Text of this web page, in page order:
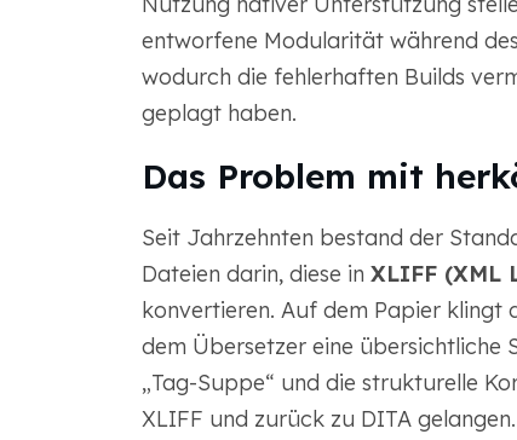
entworfene Modularität während
wodurch die fehlerhaften Builds
geplagt haben.
Das Problem mit
Seit Jahrzehnten bestand der
Dateien darin, diese in XLIFF (XML
konvertieren. Auf dem Papier klingt
dem Übersetzer eine übersichtliche
„Tag-Suppe“ und die strukturelle
XLIFF und zurück zu DITA gelangen.